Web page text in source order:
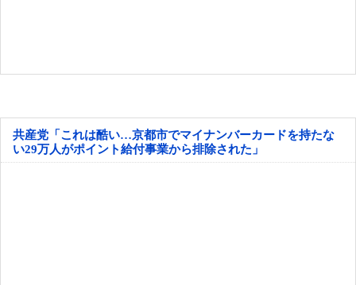
共産党「これは酷い…京都市でマイナンバーカードを持たな
い29万人がポイント給付事業から排除された」